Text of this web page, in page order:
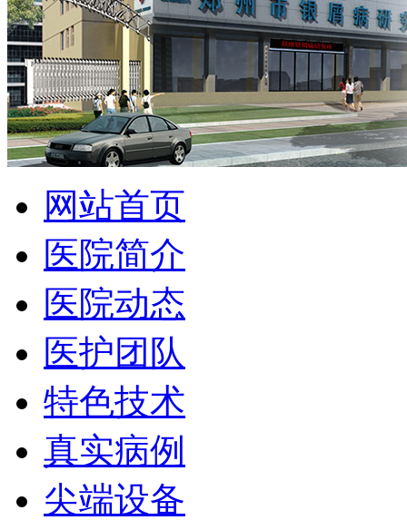
网站首页
医院简介
医院动态
医护团队
特色技术
真实病例
尖端设备